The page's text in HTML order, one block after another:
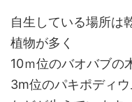
自生している場所は
植物が多く
10ｍ位のバオバブの
3m位のパキポディ